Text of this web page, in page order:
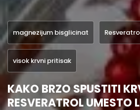
magnezijum bisglicinat
visok krvni pritisak
KAKO BRZO SPUSTITI
RESVERATROL UMESTO